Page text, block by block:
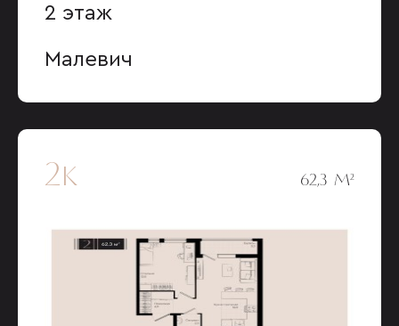
2 этаж
Малевич
2к 62,3 М²